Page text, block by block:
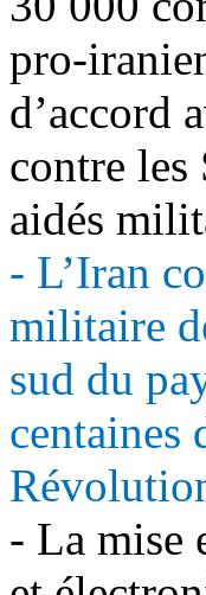
pro-
d’accord
contre les
aidés
- L’Iran
militaire
sud du
centaines
- La mise